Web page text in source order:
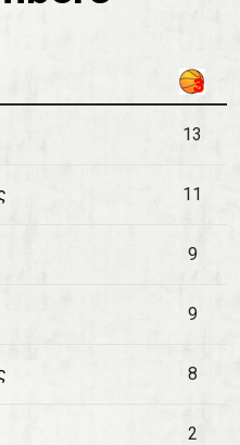
13
11
9
9
8
2